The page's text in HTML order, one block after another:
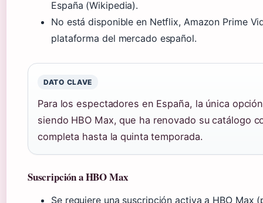
España (Wikipedia).
No está disponible en Netflix, Amazon Prime
plataforma del mercado español.
DATO CLAVE
Para los espectadores en España, la única
siendo HBO Max, que ha renovado su catálogo
completa hasta la quinta temporada.
Suscripción a HBO Max
Se requiere una suscripción activa a HBO Max